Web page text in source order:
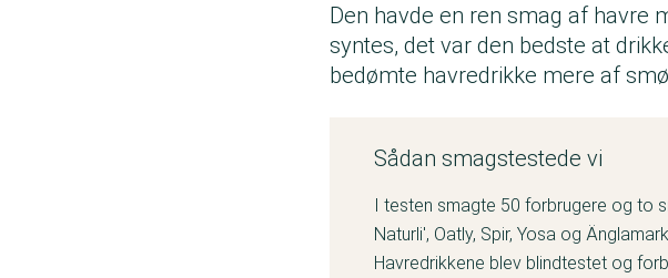
Den havde en ren smag af havre
syntes, det var den bedste at
bedømte havredrikke mere af
Sådan smagstestede vi
I testen smagte 50 forbrugere og to
Naturli', Oatly, Spir, Yosa og Änglamark.
Havredrikkene blev blindtestet og